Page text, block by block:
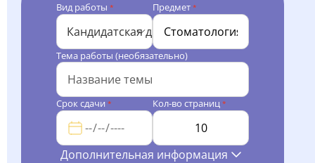
Вид работы *
Кандидатская диссертация
Предмет *
Тема работы (необязательно)
Срок сдачи * Кол-во страниц *
Дополнительная информация